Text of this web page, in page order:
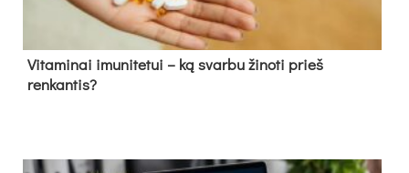
Vitaminai imunitetui – ką svarbu žinoti prieš
renkantis?